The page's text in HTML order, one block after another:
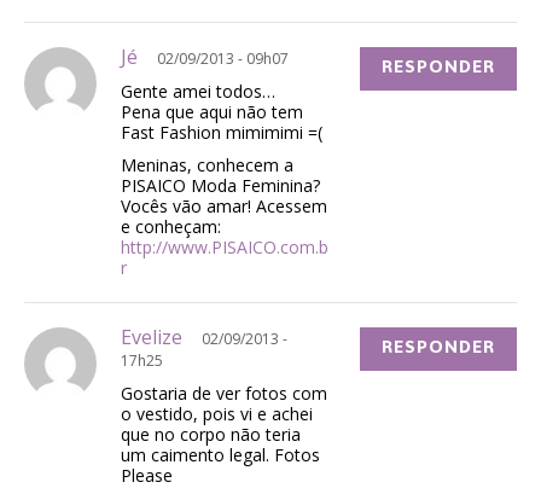
Jé 02/09/2013 - 09h07
Gente amei todos…
Pena que aqui não tem
Fast Fashion mimimimi =(
Meninas, conhecem a
PISAICO Moda Feminina?
Vocês vão amar! Acessem
e conheçam:
http://www.PISAICO.com.b
r
RESPONDER
Evelize
02/09/2013 -
17h25
Gostaria de ver fotos com
o vestido, pois vi e achei
que no corpo não teria
um caimento legal. Fotos
Please
RESPONDER